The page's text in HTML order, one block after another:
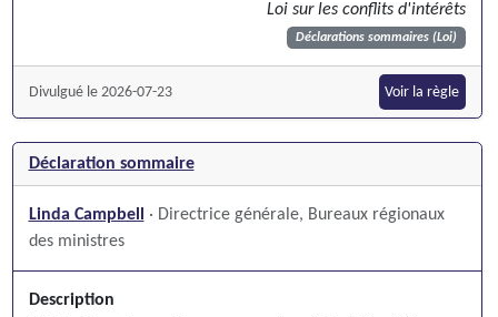
Loi sur les conflits d'intérêts
Déclarations sommaires (Loi)
Divulgué le 2026-07-23 Voir la règle
Déclaration sommaire
Linda Campbell · Directrice générale, Bureaux régionaux
des ministres
Description